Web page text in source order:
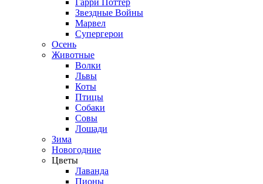
Гарри Поттер
Звездные Войны
Марвел
Супергерои
Осень
Животные
Волки
Львы
Коты
Птицы
Собаки
Совы
Лошади
Зима
Новогодние
Цветы
Лаванда
Пионы